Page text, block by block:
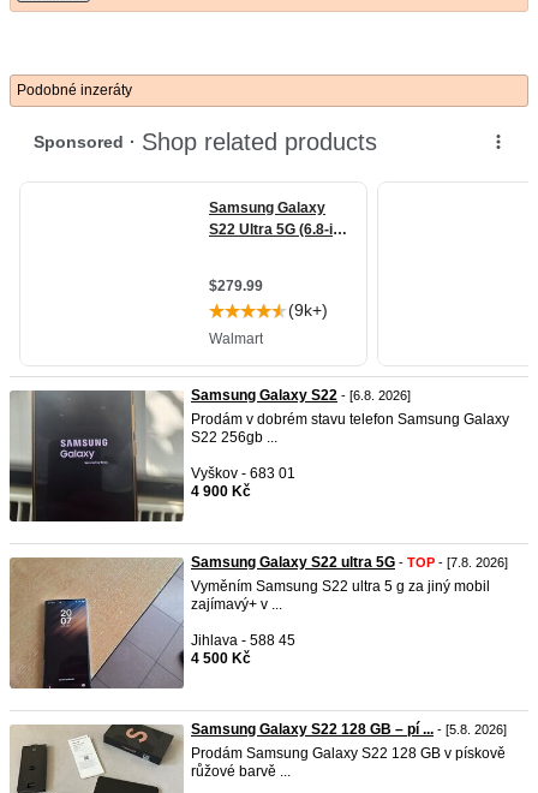
Podobné inzeráty
Samsung Galaxy S22 - [6.8. 2026]
Prodám v dobrém stavu telefon Samsung Galaxy
S22 256gb ...
Vyškov - 683 01
4 900 Kč
Samsung Galaxy S22 ultra 5G - TOP - [7.8. 2026]
Vyměním Samsung S22 ultra 5 g za jiný mobil
zajímavý+ v ...
Jihlava - 588 45
4 500 Kč
Samsung Galaxy S22 128 GB – pí ... - [5.8. 2026]
Prodám Samsung Galaxy S22 128 GB v pískově
růžové barvě ...